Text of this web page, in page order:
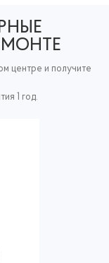
центре и получите
1 год.